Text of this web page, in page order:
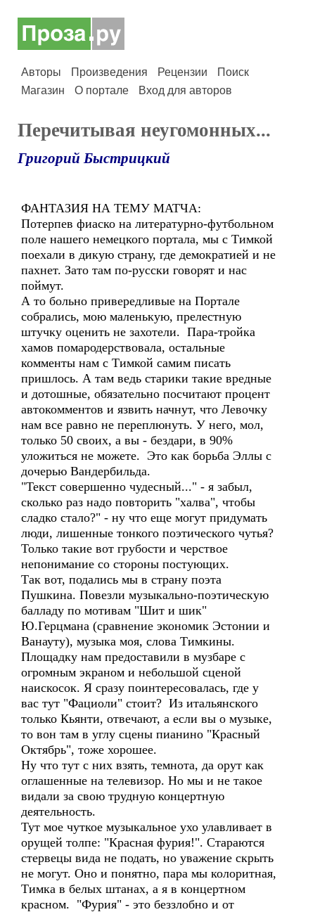
Авторы Произведения Рецензии
Поиск
Магазин
О портале Вход для авторов
Перечитывая неугомонных...
Григорий Быстрицкий
ФАНТАЗИЯ НА ТЕМУ МАТЧА:
Потерпев фиаско на литературно-футбольном
поле нашего немецкого портала, мы с Тимкой
поехали в дикую страну, где демократией и не
пахнет. Зато там по-русски говорят и нас
поймут.
А то больно привередливые на Портале
собрались, мою маленькую, прелестную
штучку оценить не захотели. Пара-тройка
хамов помародерствовала, остальные
комменты нам с Тимкой самим писать
пришлось. А там ведь старики такие вредные
и дотошные, обязательно посчитают процент
автокомментов и язвить начнут, что Левочку
нам все равно не переплюнуть. У него, мол,
только 50 своих, а вы - бездари, в 90%
уложиться не можете. Это как борьба Эллы с
дочерью Вандербильда.
"Текст совершенно чудесный..." - я забыл,
сколько раз надо повторить "халва", чтобы
сладко стало?" - ну что еще могут придумать
люди, лишенные тонкого поэтического чутья?
Только такие вот грубости и черствое
непонимание со стороны постующих.
Так вот, подались мы в страну поэта
Пушкина. Повезли музыкально-поэтическую
балладу по мотивам "Шит и шик"
Ю.Герцмана (сравнение экономик Эстонии и
Ванауту), музыка моя, слова Тимкины.
Площадку нам предоставили в музбаре с
огромным экраном и небольшой сценой
наискосок. Я сразу поинтересовалась, где у
вас тут "Фациоли" стоит? Из итальянского
только Кьянти, отвечают, а если вы о музыке,
то вон там в углу сцены пианино "Красный
Октябрь", тоже хорошее.
Ну что тут с них взять, темнота, да орут как
оглашенные на телевизор. Но мы и не такое
видали за свою трудную концертную
деятельность.
Тут мое чуткое музыкальное ухо улавливает в
орущей толпе: "Красная фурия!". Стараются
стервецы вида не подать, но уважение скрыть
не могут. Оно и понятно, пара мы колоритная,
Тимка в белых штанах, а я в концертном
красном. "Фурия" - это беззлобно и от